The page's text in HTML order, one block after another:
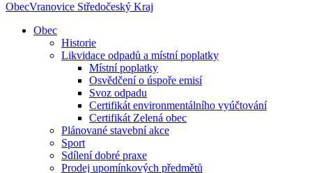
ObecVranovice Středočeský Kraj
Obec
Historie
Likvidace odpadů a místní poplatky
Místní poplatky
Osvědčení o úspoře emisí
Svoz odpadu
Certifikát environmentálního vyúčtování
Certifikát Zelená obec
Plánované stavební akce
Sport
Sdílení dobré praxe
Prodej upomínkových předmětů